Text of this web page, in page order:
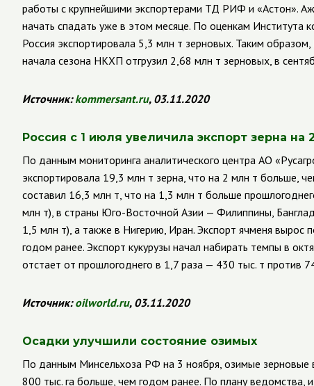
работы с крупнейшими экспортерами ТД РИФ и «Астон».
начать спадать уже в этом месяце.По оценкам Института
Россия экспортировала 5,3 млн т зерновых. Таким
начала сезона НКХП отгрузил 2,68 млн т зерновых, в
Источник:kommersant.ru, 03.11.2020
Россия с 1 июля увеличила экспорт зерна на
По данным мониторинга аналитического центра АО
экспортировала 19,3 млн т зерна, что на 2 млн т больше,
составил 16,3 млн т, что на 1,3 млн т больше
млн т), в страны Юго-Восточной Азии — Филиппины,
1,5 млн т), а также в Нигерию, Иран. Экспорт ячменя
годом ранее. Экспорт кукурузы начал набирать темпы в
отстает от прошлогоднего в 1,7 раза — 430 тыс. т против
Источник:oilworld.ru, 03.11.2020
Осадки улучшили состояние озимых
По данным Минсельхоза РФ на 3 ноября, озимые зерновые
800 тыс. га больше, чем годом ранее. По плану ведомства,